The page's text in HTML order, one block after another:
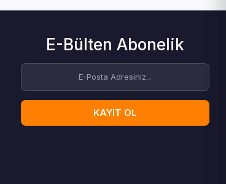
E-Bülten Abonelik
KAYIT OL